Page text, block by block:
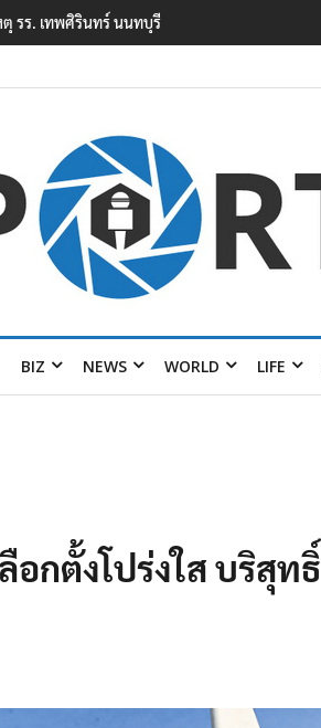
ทร์ นนทบุรี พบเด็กก่อเหตุเครียดเรื่องเรียน
BIZ NEWS WORLD LIFE
อกตั้งโปร่งใส บริสุทธิ์